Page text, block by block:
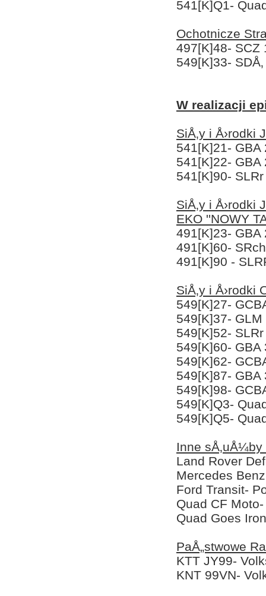
541[K]Q1-
Ochotnicze
497[K]48- SCZ
549[K]33-
W realizacji
SiÅ‚y i Å›rodki
541[K]21-
541[K]22-
541[K]90-
SiÅ‚y i Å›rodki
EKO ''NOWY
491[K]23-
491[K]60-
491[K]90 -
SiÅ‚y i
549[K]27-
549[K]37- GLM
549[K]52-
549[K]60- GBA
549[K]62-
549[K]87-
549[K]98-
549[K]Q3-
549[K]Q5-
Inne
Land Rover
Mercedes
Ford Transit-
Quad CF
Quad Goes
PaÅ„stwowe
KTT JY99-
KNT 99VN-